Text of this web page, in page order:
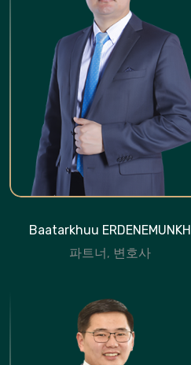
Baatarkhuu ERDENEMUNKH
파트너, 변호사